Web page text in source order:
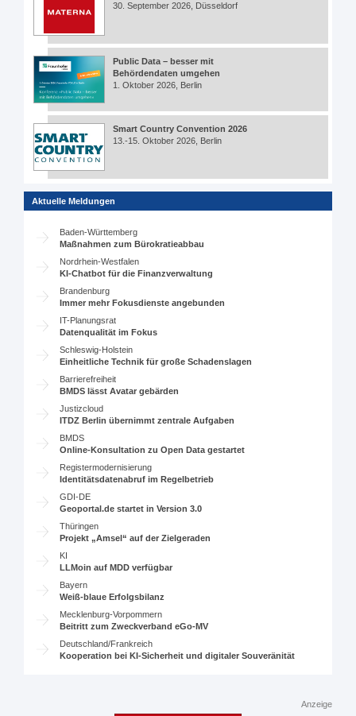
30. September 2026, Düsseldorf
Public Data – besser mit
Behördendaten umgehen
1. Oktober 2026, Berlin
Smart Country Convention 2026
13.-15. Oktober 2026, Berlin
Aktuelle Meldungen
Baden-Württemberg
Maßnahmen zum Bürokratieabbau
Nordrhein-Westfalen
KI-Chatbot für die Finanzverwaltung
Brandenburg
Immer mehr Fokusdienste angebunden
IT-Planungsrat
Datenqualität im Fokus
Schleswig-Holstein
Einheitliche Technik für große Schadenslagen
Barrierefreiheit
BMDS lässt Avatar gebärden
Justizcloud
ITDZ Berlin übernimmt zentrale Aufgaben
BMDS
Online-Konsultation zu Open Data gestartet
Registermodernisierung
Identitätsdatenabruf im Regelbetrieb
GDI-DE
Geoportal.de startet in Version 3.0
Thüringen
Projekt „Amsel“ auf der Zielgeraden
KI
LLMoin auf MDD verfügbar
Bayern
Weiß-blaue Erfolgsbilanz
Mecklenburg-Vorpommern
Beitritt zum Zweckverband eGo-MV
Deutschland/Frankreich
Kooperation bei KI-Sicherheit und digitaler Souveränität
Anzeige